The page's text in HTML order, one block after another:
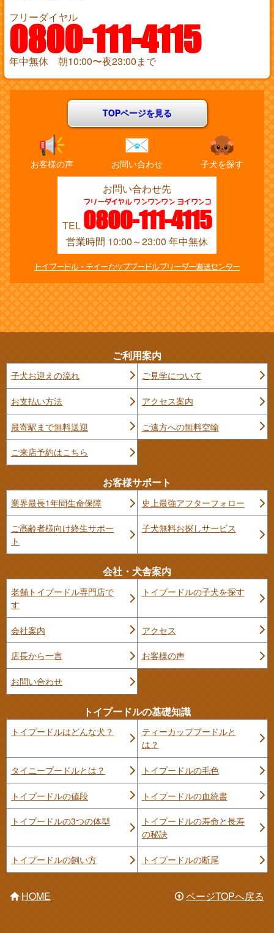
フリーダイヤル
0800-111-4115
年中無休 朝10:00〜夜23:00まで
TOPページを見る
お客様の声 お問い合わせ 子犬を探す
お問い合わせ先
TEL 0800-111-4115
フリーダイヤル ワンワンワン ヨイワンコ
営業時間 10:00～23:00 年中無休
トイプードル・ティーカッププードルブリーダー直送センター
ご利用案内
子犬お迎えの流れ ご見学について
お支払い方法 アクセス案内
最寄駅まで無料送迎 ご遠方への無料空輸
ご来店予約はこちら
お客様サポート
業界最長1年間生命保障 史上最強アフターフォロー
ご高齢者様向け終生サポー
ト
子犬無料お探しサービス
会社・犬舎案内
老舗トイプードル専門店で
す
トイプードルの子犬を探す
会社案内 アクセス
店長から一言 お客様の声
お問い合わせ
トイプードルの基礎知識
トイプードルはどんな犬？
ティーカッププードルと
は？
タイニープードルとは？ トイプードルの毛色
トイプードルの値段 トイプードルの血統書
トイプードルの3つの体型
トイプードルの寿命と長寿
の秘訣
トイプードルの飼い方 トイプードルの断尾
HOME ページTOPへ戻る